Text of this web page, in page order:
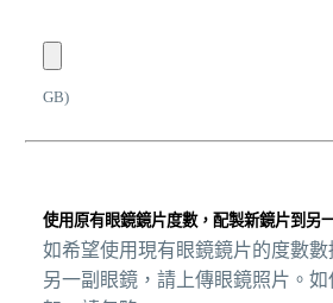
GB)
使用原有眼鏡鏡片度數，配製新鏡片到另
如希望使用現有眼鏡鏡片的度數數
另一副眼鏡，請上傳眼鏡照片。